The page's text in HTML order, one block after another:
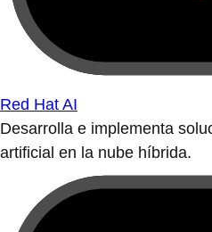
Red Hat AI
Desarrolla e implementa
artificial en la nube híbrida.